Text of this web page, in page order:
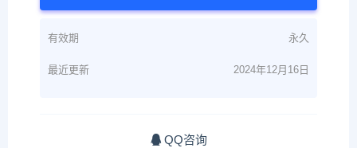
有效期 永久
最近更新 2024年12月16日
QQ咨询